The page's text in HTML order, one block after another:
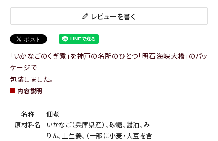
レビューを書く
「いかなごのくぎ煮」を神戸の名所のひとつ「明石海峡大橋」のパッ
ケージで
包装しました。
■ 内容説明
名称
佃煮
原材料名
いかなご（兵庫県産）、砂糖、醤油、み
りん、土生姜、（一部に小麦・大豆を含